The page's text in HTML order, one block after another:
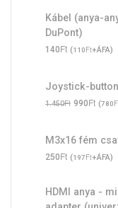
Kábel (anya-
DuPont)
140Ft (110Ft+ÁFA)
Joystick-
1.450Ft Original
1.450Ft.
990Ft (780
M3x16 fém
250Ft (197Ft+ÁFA)
HDMI anya -